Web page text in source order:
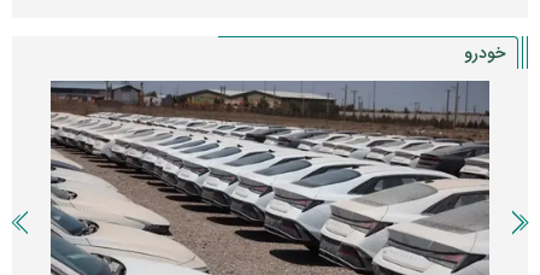
خودرو